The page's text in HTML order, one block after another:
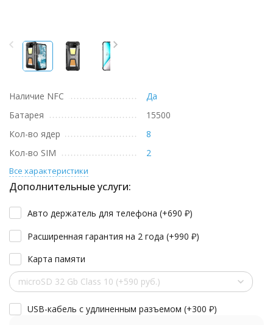
Наличие NFC
Да
Батарея
15500
Кол-во ядер
8
Кол-во SIM
2
Все характеристики
Дополнительные услуги:
Авто держатель для телефона (+690 ₽)
Расширенная гарантия на 2 года (+990 ₽)
Карта памяти
microSD 32 Gb Class 10 (+590 руб.)
USB-кабель с удлиненным разъемом (+300 ₽)